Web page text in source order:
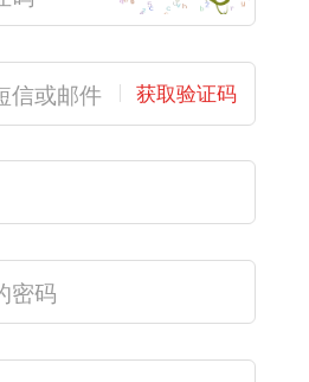
获取验证码